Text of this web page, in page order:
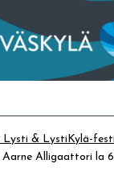
Siirry
Siirry
sisältöön
Lysti & LystiKylä-
Alligaattori la